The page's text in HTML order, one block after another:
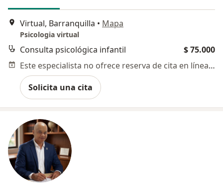
Virtual, Barranquilla • Mapa
Psicologia virtual
Consulta psicológica infantil
$ 75.000
Este especialista no ofrece reserva de cita en línea en esta dirección.
Solicita una cita